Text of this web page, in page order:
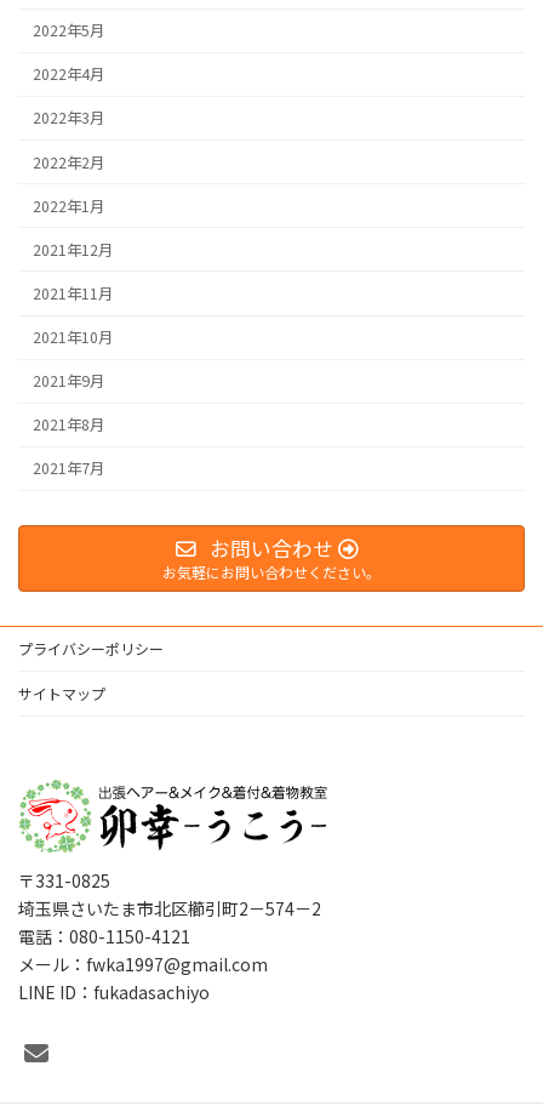
2022年5月
2022年4月
2022年3月
2022年2月
2022年1月
2021年12月
2021年11月
2021年10月
2021年9月
2021年8月
2021年7月
お問い合わせ
お気軽にお問い合わせください。
プライバシーポリシー
サイトマップ
〒331-0825
埼玉県さいたま市北区櫛引町2－574－2
電話：080-1150-4121
メール：fwka1997@gmail.com
LINE ID：fukadasachiyo